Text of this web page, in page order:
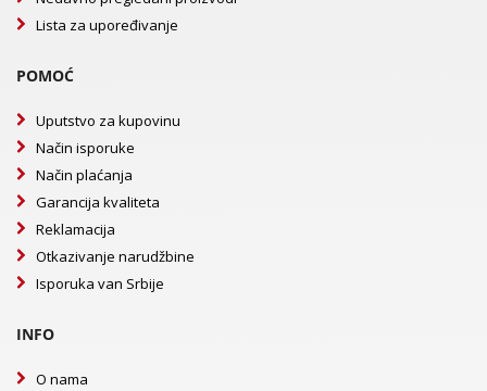
Lista za upoređivanje
POMOĆ
Uputstvo za kupovinu
Način isporuke
Način plaćanja
Garancija kvaliteta
Reklamacija
Otkazivanje narudžbine
Isporuka van Srbije
INFO
O nama